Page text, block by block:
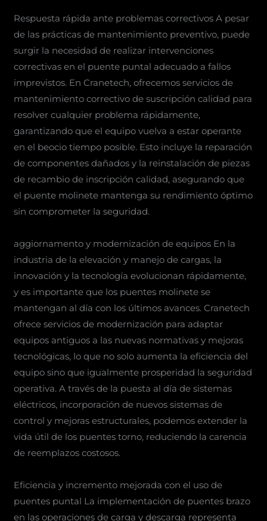
Respuesta rápida ante problemas correctivos A pesar
de las prácticas de mantenimiento preventivo, puede
surgir la necesidad de realizar intervenciones
correctivas en el puente puntal adecuado a fallos
imprevistos. En Cranetech, ofrecemos servicios de
mantenimiento correctivo de suscripción calidad para
resolver cualquier problema rápidamente,
garantizando que el equipo vuelva a estar operante
en el beocio tiempo posible. Esto incluye la reparación
de componentes dañados y la reinstalación de piezas
de recambio de inscripción calidad, asegurando que
el puente molinete mantenga su rendimiento óptimo
sin comprometer la seguridad.
aggiornamento y modernización de equipos En la
industria de la elevación y manejo de cargas, la
innovación y la tecnología evolucionan rápidamente,
y es importante que los puentes molinete se
mantengan al día con los últimos avances. Cranetech
ofrece servicios de modernización para adaptar
equipos antiguos a las nuevas normativas y mejoras
tecnológicas, lo que no solo aumenta la eficiencia del
equipo sino que igualmente prosperidad la seguridad
operativa. A través de la puesta al día de sistemas
eléctricos, incorporación de nuevos sistemas de
control y mejoras estructurales, podemos extender la
vida útil de los puentes torno, reduciendo la carencia
de reemplazos costosos.
Eficiencia y incremento mejorada con el uso de
puentes puntal La implementación de puentes brazo
en las operaciones de carga y descarga representa